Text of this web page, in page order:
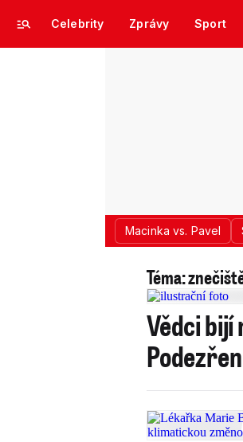
Celebrity Zprávy Sport
Macinka vs. Pavel
Téma:
Vědci